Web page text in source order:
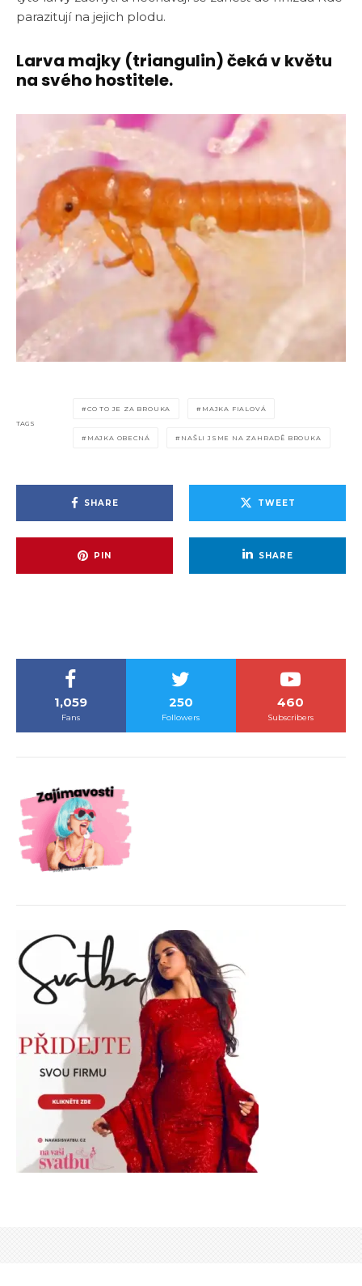
parazitují na jejich plodu.
Larva majky (triangulin) čeká v květu
na svého hostitele.
TAGS
CO TO JE ZA BROUKA MAJKA FIALOVÁ
MAJKA OBECNÁ NAŠLI JSME NA ZAHRADĚ BROUKA
SHARE TWEET
PIN SHARE
1,059
Fans
250
Followers
460
Subscribers